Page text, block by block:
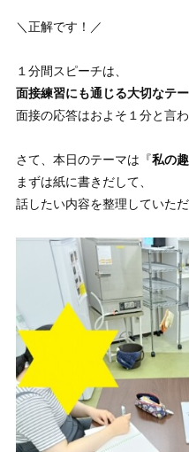
＼正解です！／
１分間スピーチは、
面接練習にも通じる大切なテー
面接の応答はおよそ１分と言わ
さて、本日のテーマは『私の
まずは紙に書きだして、
話したい内容を整理していただ